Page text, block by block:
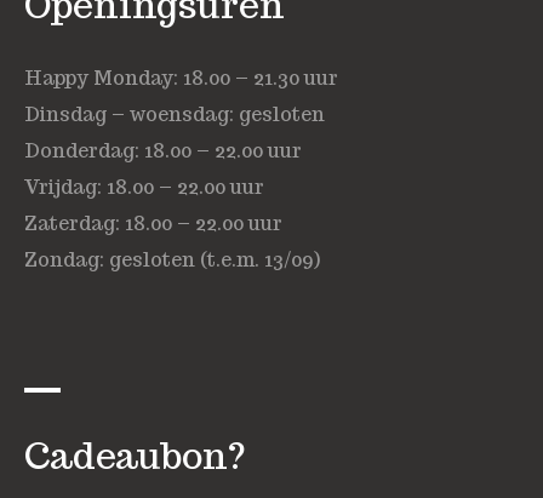
Happy Monday: 18.00 – 21.30 uur
Dinsdag – woensdag: gesloten
Donderdag: 18.00 – 22.00 uur
Vrijdag: 18.00 – 22.00 uur
Zaterdag: 18.00 – 22.00 uur
Zondag: gesloten (t.e.m. 13/09)
Cadeaubon?